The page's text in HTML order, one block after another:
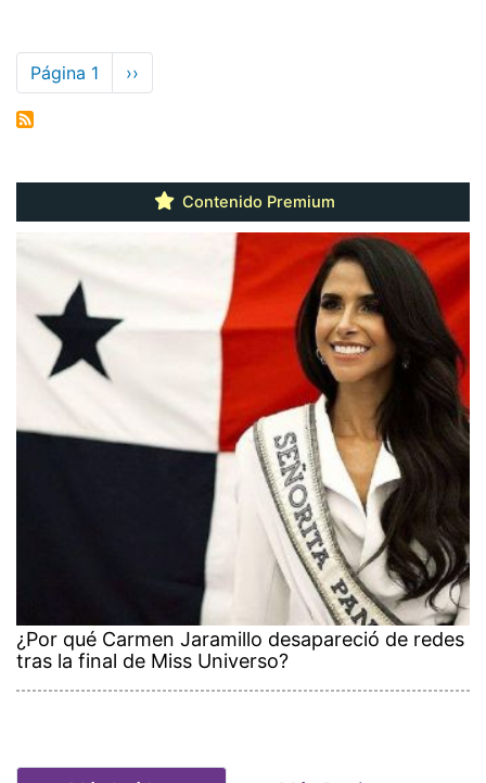
Paginación
Página 1
Siguiente
página
››
Contenido Premium
¿Por qué Carmen Jaramillo desapareció de redes
tras la final de Miss Universo?